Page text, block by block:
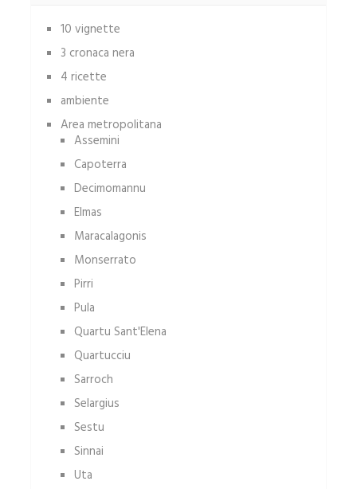
10 vignette
3 cronaca nera
4 ricette
ambiente
Area metropolitana
Assemini
Capoterra
Decimomannu
Elmas
Maracalagonis
Monserrato
Pirri
Pula
Quartu Sant'Elena
Quartucciu
Sarroch
Selargius
Sestu
Sinnai
Uta